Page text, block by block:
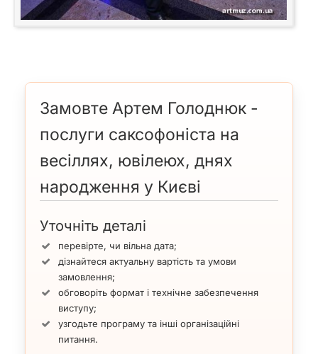
Замовте Артем Голоднюк -
послуги саксофоніста на
весіллях, ювілеюх, днях
народження у Києві
Уточніть деталі
перевірте, чи вільна дата;
дізнайтеся актуальну вартість та умови
замовлення;
обговоріть формат і технічне забезпечення
виступу;
узгодьте програму та інші організаційні
питання.